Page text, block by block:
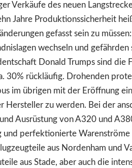
Verkäufe des neuen
Jahre Produktionssicherheit
gefasst sein zu
wechseln und
Donald Trumps sind die
30% rückläufig. Drohenden
im übrigen mit der Eröffnung
Hersteller zu werden. Bei der
Ausrüstung von A320 und
und perfektionierte Warenströme
aus Nordenham und
aus Stade, aber auch die